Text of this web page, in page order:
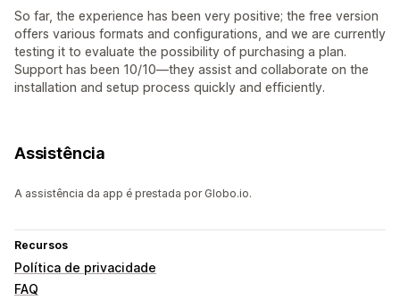
So far, the experience has been very positive; the free version
offers various formats and configurations, and we are currently
testing it to evaluate the possibility of purchasing a plan.
Support has been 10/10—they assist and collaborate on the
installation and setup process quickly and efficiently.
Assistência
A assistência da app é prestada por Globo.io.
Recursos
Política de privacidade
FAQ